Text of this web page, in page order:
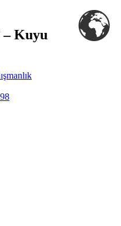
Kuyu